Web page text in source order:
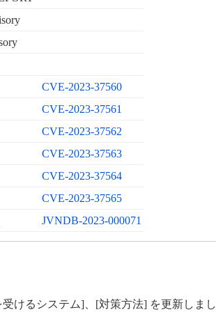
CVE-2023-37560
CVE-2023-37561
CVE-2023-37562
CVE-2023-37563
CVE-2023-37564
CVE-2023-37565
JVNDB-2023-000071
受けるシステム]、[対策方法] を更新しま